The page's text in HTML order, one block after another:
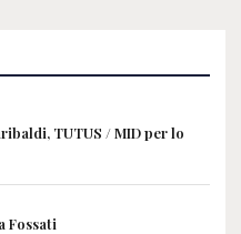
TUTUS / MID per lo
Fossati